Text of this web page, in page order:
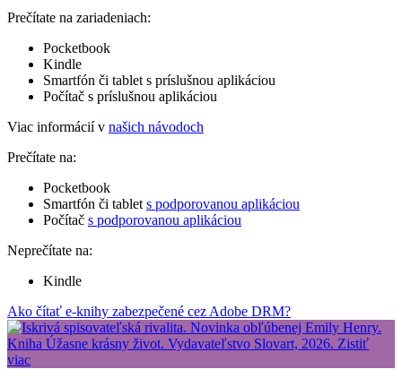
Prečítate na zariadeniach:
Pocketbook
Kindle
Smartfón či tablet s príslušnou aplikáciou
Počítač s príslušnou aplikáciou
Viac informácií v našich návodoch
Prečítate na:
Pocketbook
Smartfón či tablet s podporovanou aplikáciou
Počítač s podporovanou aplikáciou
Neprečítate na:
Kindle
Ako čítať e-knihy zabezpečené cez Adobe DRM?